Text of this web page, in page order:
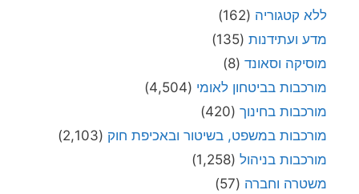
ללא קטגוריה (162)
מדע ועתידנות (135)
מוסיקה וסאונד (8)
מורכבות בביטחון לאומי (4,504)
מורכבות בחינוך (420)
מורכבות במשפט, בשיטור ובאכיפת חוק (2,103)
מורכבות בניהול (1,258)
משטרה וחברה (57)